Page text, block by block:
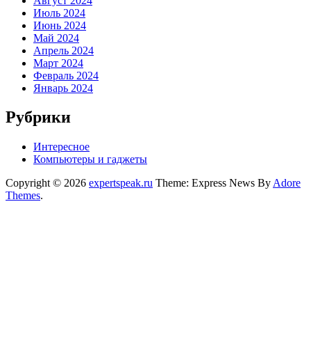
Июль 2024
Июнь 2024
Май 2024
Апрель 2024
Март 2024
Февраль 2024
Январь 2024
Рубрики
Интересное
Компьютеры и гаджеты
Copyright © 2026 expertspeak.ru Theme: Express News By Adore
Themes.